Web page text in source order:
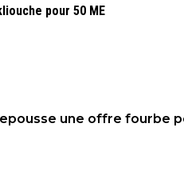
pour 50 ME
une offre fourbe